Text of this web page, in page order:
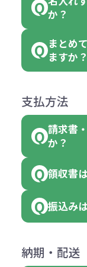
但し
費用）
（割
色指
品詳
にな
例
クエ
クエ
色を
個、
【色
に必
ご注
ただ
●初
障）
合
●名
って
また
ます
その
くだ
か？
名入
は下
計算
＜1
（提
（印
（提
×色数
まとめ
ますか？
商品
てい
見積
支払方法
請求書
か？
会員
ダウ
詳し
領収
領収書
会員
詳し
振込み
下記
納期・配送